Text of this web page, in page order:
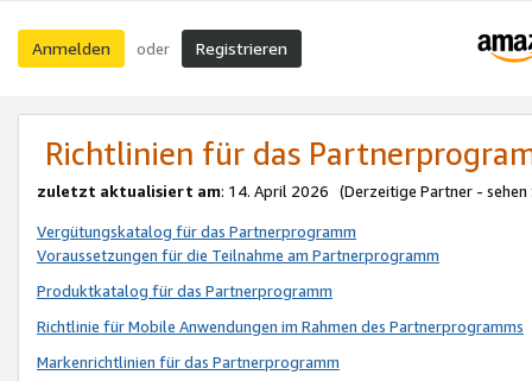
Anmelden oder Registrieren
Richtlinien für das
zuletzt aktualisiert am: 14. April 2026 (Derzeitige Partner - sehen
Vergütungskatalog für das Partnerprogramm
Voraussetzungen für die Teilnahme am Partnerprogramm
Produktkatalog für das Partnerprogramm
Richtlinie für Mobile Anwendungen im Rahmen des Partnerprogramms
Markenrichtlinien für das Partnerprogramm